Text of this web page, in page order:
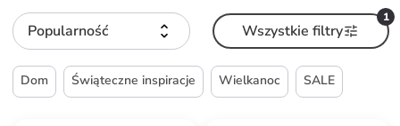
Popularność
1
Wszystkie filtry
Dom Świąteczne inspiracje Wielkanoc SALE